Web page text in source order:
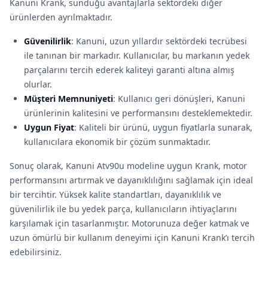
Kanuni Krank, sunduğu avantajlarla sektördeki diğer
ürünlerden ayrılmaktadır.
Güvenilirlik: Kanuni, uzun yıllardır sektördeki tecrübesi
ile tanınan bir markadır. Kullanıcılar, bu markanın yedek
parçalarını tercih ederek kaliteyi garanti altına almış
olurlar.
Müşteri Memnuniyeti: Kullanıcı geri dönüşleri, Kanuni
ürünlerinin kalitesini ve performansını desteklemektedir.
Uygun Fiyat: Kaliteli bir ürünü, uygun fiyatlarla sunarak,
kullanıcılara ekonomik bir çözüm sunmaktadır.
Sonuç olarak, Kanuni Atv90u modeline uygun Krank, motor
performansını artırmak ve dayanıklılığını sağlamak için ideal
bir tercihtir. Yüksek kalite standartları, dayanıklılık ve
güvenilirlik ile bu yedek parça, kullanıcıların ihtiyaçlarını
karşılamak için tasarlanmıştır. Motorunuza değer katmak ve
uzun ömürlü bir kullanım deneyimi için Kanuni Krank’ı tercih
edebilirsiniz.